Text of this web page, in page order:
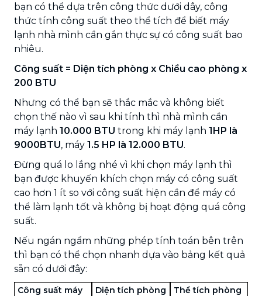
bạn có thể dựa trên công thức dưới dây, công
thức tính công suất theo thể tích để biết máy
lạnh nhà mình cần gắn thực sự có công suất bao
nhiêu.
Công suất = Diện tích phòng x Chiều cao phòng x
200 BTU
Nhưng có thể bạn sẽ thắc mắc và không biết
chọn thế nào vì sau khi tính thì nhà mình cần
máy lạnh 10.000 BTU trong khi máy lạnh 1HP là
9000BTU, máy 1.5 HP là 12.000 BTU.
Đừng quá lo lắng nhé vì khi chọn máy lạnh thì
bạn được khuyến khích chọn máy có công suất
cao hơn 1 ít so với công suất hiện cần để máy có
thể làm lạnh tốt và không bị hoạt động quá công
suất.
Nếu ngán ngẩm những phép tính toán bên trên
thì bạn có thể chọn nhanh dựa vào bảng kết quả
sẵn có dưới đây:
Công suất máy Diện tích phòng
Thể tích phòng